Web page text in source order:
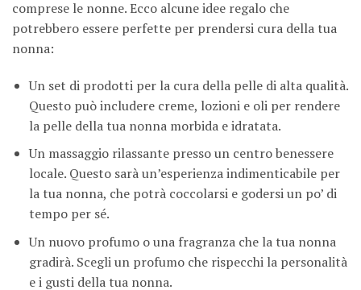
comprese le nonne. Ecco alcune idee regalo che
potrebbero essere perfette per prendersi cura della tua
nonna:
Un set di prodotti per la cura della pelle di alta qualità.
Questo può includere creme, lozioni e oli per rendere
la pelle della tua nonna morbida e idratata.
Un massaggio rilassante presso un centro benessere
locale. Questo sarà un’esperienza indimenticabile per
la tua nonna, che potrà coccolarsi e godersi un po’ di
tempo per sé.
Un nuovo profumo o una fragranza che la tua nonna
gradirà. Scegli un profumo che rispecchi la personalità
e i gusti della tua nonna.